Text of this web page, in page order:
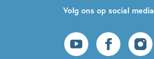
Volg ons op social media